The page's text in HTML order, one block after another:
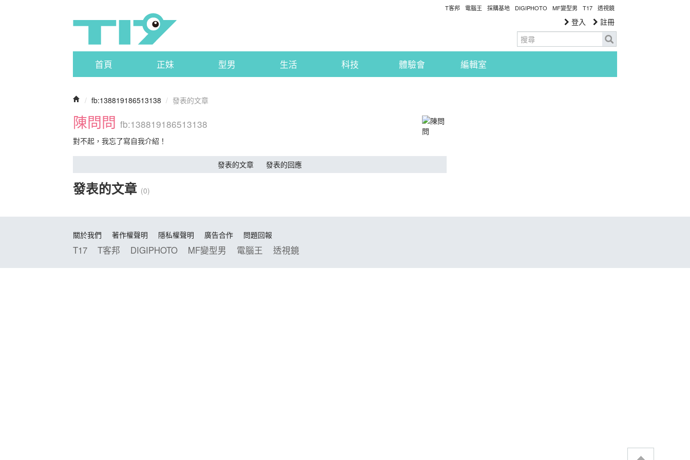
T客邦 電腦王 採購基地 DIGIPHOTO MF變型男 T17 透視鏡
登入 註冊
首頁 正妹 型男 生活 科技 體驗會 編輯室
/ fb:138819186513138 / 發表的文章
陳問問 fb:138819186513138
對不起，我忘了寫自我介紹！
發表的文章 發表的回應
發表的文章 (0)
關於我們 著作權聲明 隱私權聲明 廣告合作 問題回報
T17 T客邦 DIGIPHOTO MF變型男 電腦王 透視鏡